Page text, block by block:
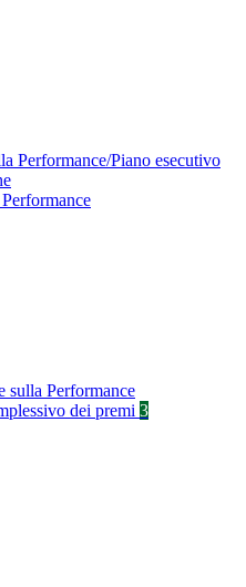
Performance/Piano esecutivo
sulla Performance
dei premi 3